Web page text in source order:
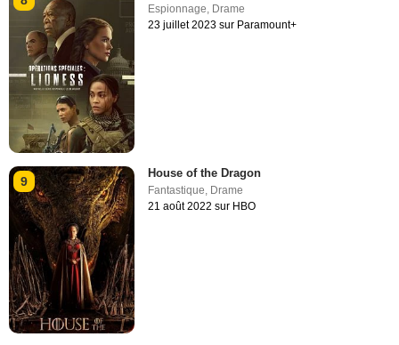
Espionnage, Drame
23 juillet 2023 sur Paramount+
9
House of the Dragon
Fantastique Drame
21 août 2022 sur HBO